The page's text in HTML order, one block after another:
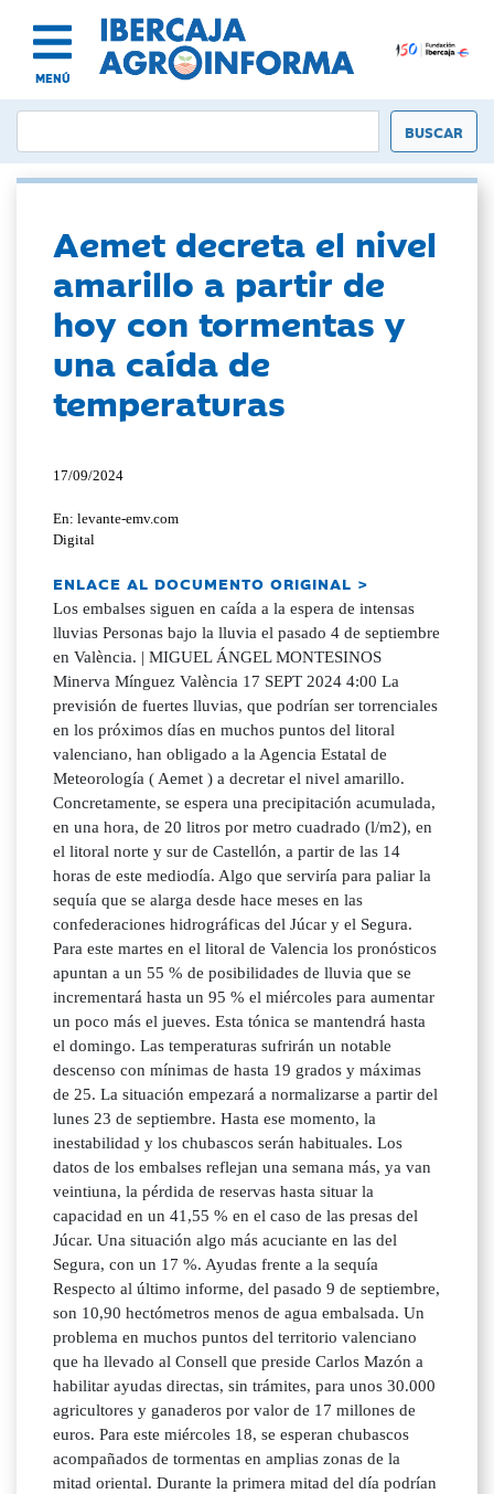
MENÚ
Aemet decreta el nivel
amarillo a partir de
hoy con tormentas y
una caída de
temperaturas
17/09/2024
En: levante-emv.com
Digital
ENLACE AL DOCUMENTO ORIGINAL >
Los embalses siguen en caída a la espera de intensas
lluvias Personas bajo la lluvia el pasado 4 de septiembre
en València. | MIGUEL ÁNGEL MONTESINOS
Minerva Mínguez València 17 SEPT 2024 4:00 La
previsión de fuertes lluvias, que podrían ser torrenciales
en los próximos días en muchos puntos del litoral
valenciano, han obligado a la Agencia Estatal de
Meteorología ( Aemet ) a decretar el nivel amarillo.
Concretamente, se espera una precipitación acumulada,
en una hora, de 20 litros por metro cuadrado (l/m2), en
el litoral norte y sur de Castellón, a partir de las 14
horas de este mediodía. Algo que serviría para paliar la
sequía que se alarga desde hace meses en las
confederaciones hidrográficas del Júcar y el Segura.
Para este martes en el litoral de Valencia los pronósticos
apuntan a un 55 % de posibilidades de lluvia que se
incrementará hasta un 95 % el miércoles para aumentar
un poco más el jueves. Esta tónica se mantendrá hasta
el domingo. Las temperaturas sufrirán un notable
descenso con mínimas de hasta 19 grados y máximas
de 25. La situación empezará a normalizarse a partir del
lunes 23 de septiembre. Hasta ese momento, la
inestabilidad y los chubascos serán habituales. Los
datos de los embalses reflejan una semana más, ya van
veintiuna, la pérdida de reservas hasta situar la
capacidad en un 41,55 % en el caso de las presas del
Júcar. Una situación algo más acuciante en las del
Segura, con un 17 %. Ayudas frente a la sequía
Respecto al último informe, del pasado 9 de septiembre,
son 10,90 hectómetros menos de agua embalsada. Un
problema en muchos puntos del territorio valenciano
que ha llevado al Consell que preside Carlos Mazón a
habilitar ayudas directas, sin trámites, para unos 30.000
agricultores y ganaderos por valor de 17 millones de
euros. Para este miércoles 18, se esperan chubascos
acompañados de tormentas en amplias zonas de la
mitad oriental. Durante la primera mitad del día podrían